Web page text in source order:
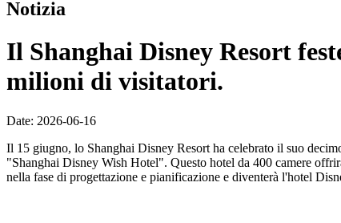
Notizia
Il Shanghai Disney Resort
milioni di visitatori.
Date: 2026-06-16
Il 15 giugno, lo Shanghai Disney Resort ha celebrato il suo
"Shanghai Disney Wish Hotel". Questo hotel da 400 camere
nella fase di progettazione e pianificazione e diventerà l'hotel